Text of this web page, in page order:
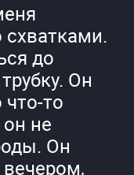
до
Он
что-то
не
Он